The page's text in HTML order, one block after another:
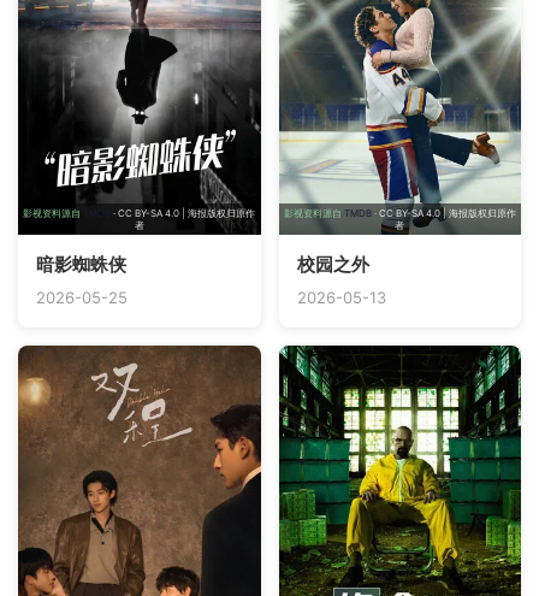
影视资料源自 TMDB
· CC BY-SA 4.0 | 海报版权归原作
者
暗影蜘蛛侠
2026-05-25
影视资料源自 TMDB· CC BY-SA 4.0 | 海报版权归原作
者
校园之外
2026-05-13